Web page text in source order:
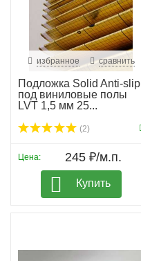
избранное сравнить
Подложка Solid Anti-slip
под виниловые полы
LVT 1,5 мм 25...
(2)
Цена: 245 ₽/м.п.
Купить